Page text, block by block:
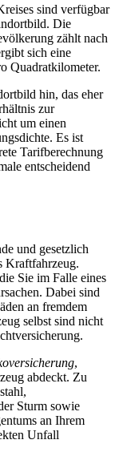
sind verfügbar
Die
zählt nach
sich eine
Quadratkilometer.
hin, das eher
zur
um einen
Es ist
Tarifberechnung
entscheidend
und gesetzlich
Kraftfahrzeug.
Sie im Falle eines
Dabei sind
an fremdem
selbst sind nicht
,
abdeckt. Zu
Sturm sowie
an Ihrem
Unfall